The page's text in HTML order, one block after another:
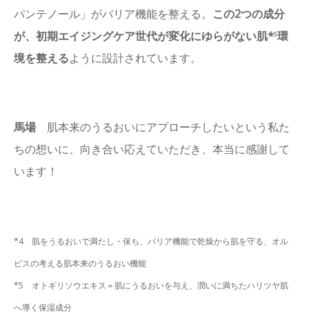
パンテノール」がバリア機能を整える。 この2つの成分
が、初期エイジングケア世代が変化にゆらがない肌*8環
境を整えるように設計されています。
馬場 肌本来のうるおいにアプローチしたいという私た
ちの想いに、向き合い応えていただき、本当に感謝して
います！
*4 肌をうるおいで満たし・保ち、バリア機能で乾燥から肌を守る、オル
ビスの考える肌本来のうるおい機能
*5 オトギリソウエキス＝肌にうるおいを与え、潤いに満ちたハリツヤ肌
へ導く保湿成分